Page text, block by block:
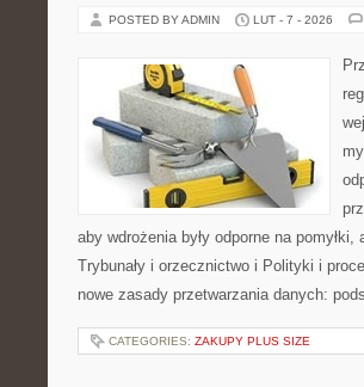
POSTED BY ADMIN LUT - 7 - 2026
aby wdrożenia były odporne na
Trybunały i orzecznictwo i Polityki i
nowe zasady przetwarzania danych:
CATEGORIES: ZAKUPY PLUS SIZE